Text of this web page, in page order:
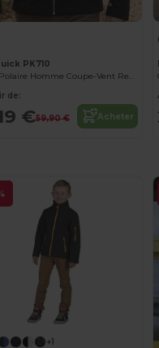
PK710
Veste Polaire Homme Coupe-Vent Respirante Imperméable
de:
€59,90 € Acheter
+1